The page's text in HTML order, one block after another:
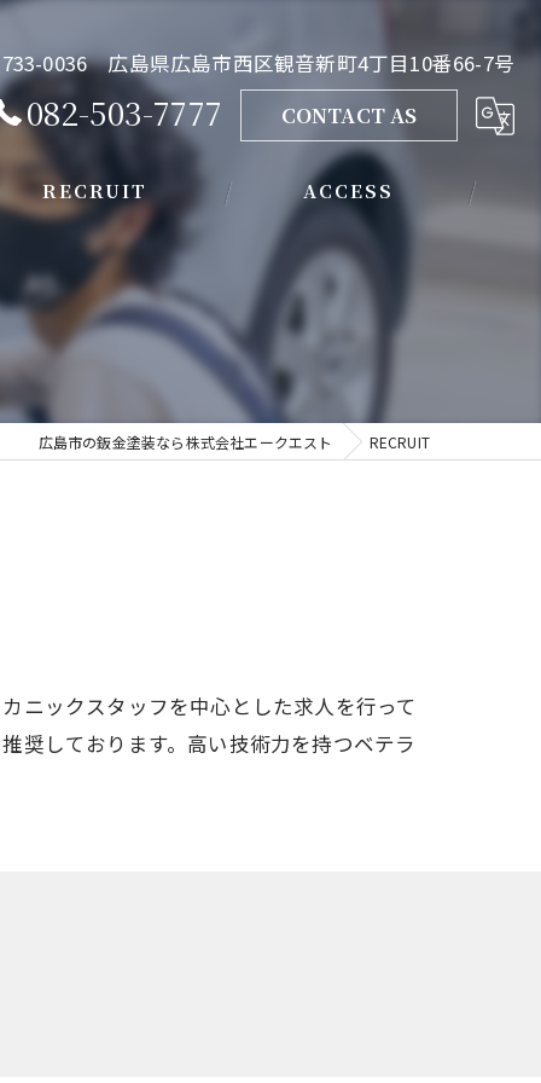
082-503-7777 CONTACT AS
733-0036 広島県広島市西区観音新町4丁目10番66-7号
RECRUIT ACCESS
広島市の鈑金塗装なら株式会社エークエスト RECRUIT
ニックスタッフを中心とした求人を行って
奨しております。高い技術力を持つベテラ